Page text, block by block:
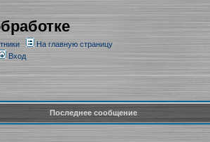
На главную страницу
Вход
Последнее сообщение